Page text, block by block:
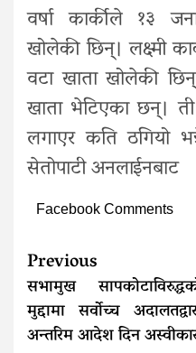
वर्षा कार्कीले १३
खोलेकी छिन्। लक्ष्मी
वटा खाता खोलेकी
खाता भेटिएका छन्।
लगाएर कति ठगियो
सेतोपाटी अनलाईनबाट
Facebook Comments
Continue
Reading
Previous
सभामुख
मुद्दामा सर्वोच्च
अन्तरिम आदेश दिन